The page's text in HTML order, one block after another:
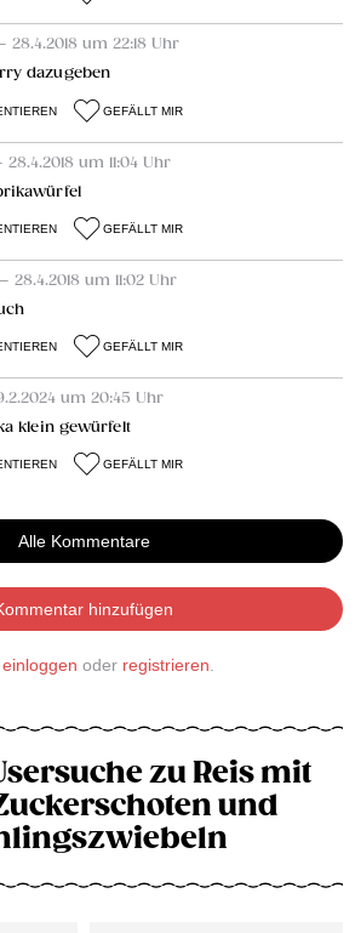
um 22:18 Uhr
dazugeben
GEFÄLLT MIR
um 11:04 Uhr
GEFÄLLT MIR
28.4.2018 um 11:02 Uhr
GEFÄLLT MIR
um 20:45 Uhr
klein gewürfelt
GEFÄLLT MIR
Alle Kommentare
hinzufügen
einloggen oder registrieren
zu Reis mit
und